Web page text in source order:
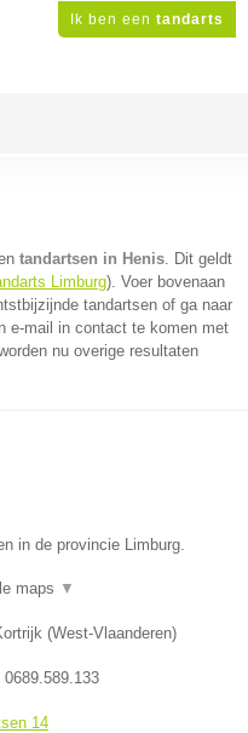
Ik ben een tandarts
tandartsen in Henis. Dit geldt
Limburg). Voer bovenaan
tandartsen of ga naar
e-mail in contact te komen met
nu overige resultaten
in de provincie Limburg.
maps ▼
(West-Vlaanderen)
0689.589.133
14